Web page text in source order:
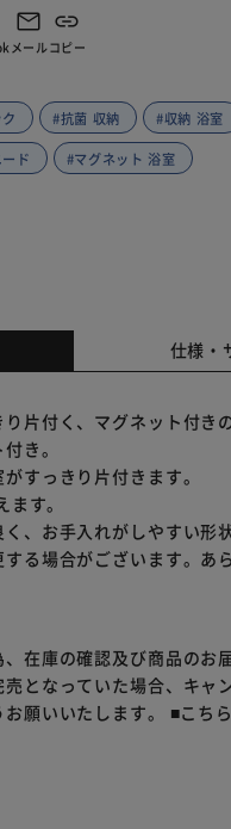
メールコピー
#抗菌 収納 #収納 浴室
ド #マグネット 浴室
仕様・
片付く、マグネット付き
き。
すっきり片付きます。
す。
、お手入れがしやすい形状
る場合がございます。あ
在庫の確認及び商品のお
となっていた場合、キャ
願いいたします。 ■こち